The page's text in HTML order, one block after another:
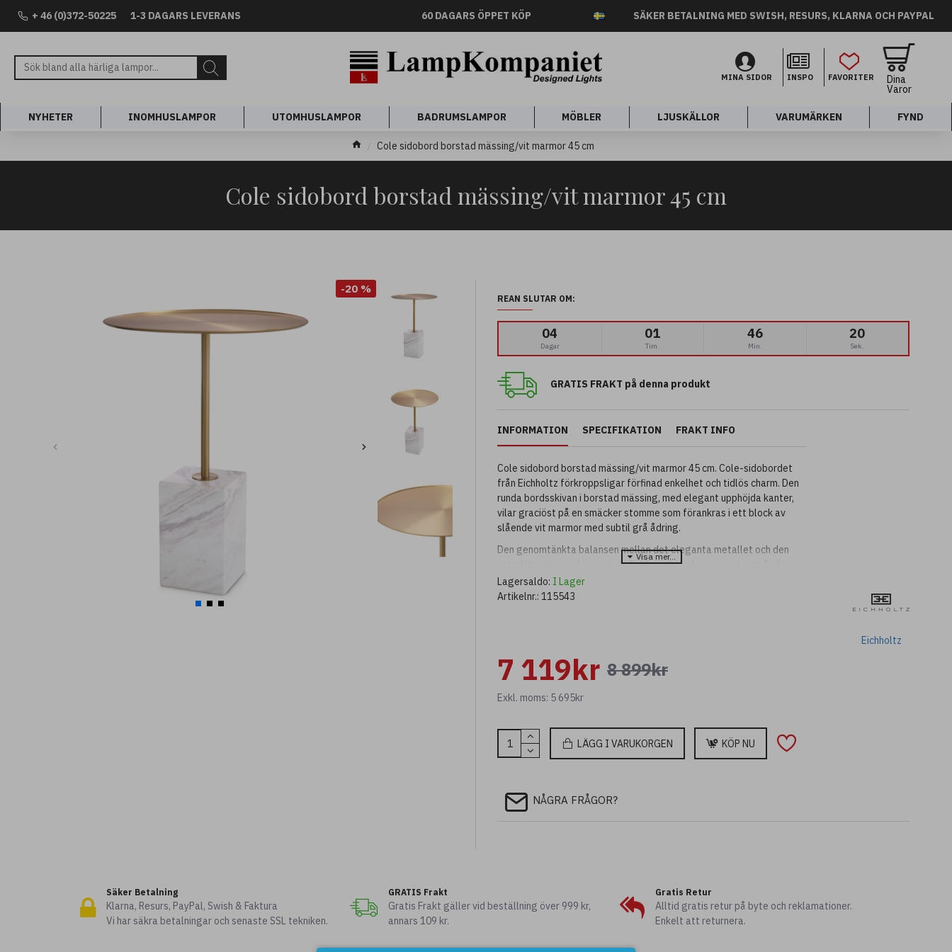
+ 46 (0)372-50225 1-3 DAGARS LEVERANS 60 DAGARS ÖPPET KÖP SÄKER BETALNING MED SWISH, RESURS, KLARNA OCH PAYPAL
MINA SIDOR INSPO FAVORITER Dina
Varor
NYHETER INOMHUSLAMPOR UTOMHUSLAMPOR BADRUMSLAMPOR MÖBLER LJUSKÄLLOR VARUMÄRKEN FYND
Cole sidobord borstad mässing/vit marmor 45 cm
Cole sidobord borstad mässing/vit marmor 45 cm
-20 %
INFORMATION SPECIFIKATION FRAKT INFO
Cole sidobord borstad mässing/vit marmor 45 cm. Cole-sidobordet
från Eichholtz förkroppsligar förfinad enkelhet och tidlös charm. Den
runda bordsskivan i borstad mässing, med elegant upphöjda kanter,
vilar graciöst på en smäcker stomme som förankras i ett block av
slående vit marmor med subtil grå ådring.
Den genomtänkta balansen mellan det eleganta metallet och den
naturliga stenen skapar en sofistikerad, modern accent som förhöjer
både klassiska och samtida interiörer. Perfekt att placera bredvid en
soffa eller fåtölj – Cole är lika funktionellt som det är stilfullt. Finns
Ladda ner specifikationsblad
GRATIS FRAKT på denna produkt
REAN SLUTAR OM:
04
Dagar
01
Tim.
46
Min.
19
Sek.
8 899kr
7 119kr
Exkl. moms: 5 695kr
Lagersaldo: I Lager
Artikelnr.: 115543
Eichholtz
LÄGG I VARUKORGEN KÖP NU
NÅGRA FRÅGOR?
Säker Betalning
Klarna, Resurs, PayPal, Swish & Faktura
Vi har säkra betalningar och senaste SSL tekniken.
GRATIS Frakt
Gratis Frakt gäller vid beställning över 999 kr,
annars 109 kr.
Gratis Retur
Alltid gratis retur på byte och reklamationer.
Enkelt att returnera.